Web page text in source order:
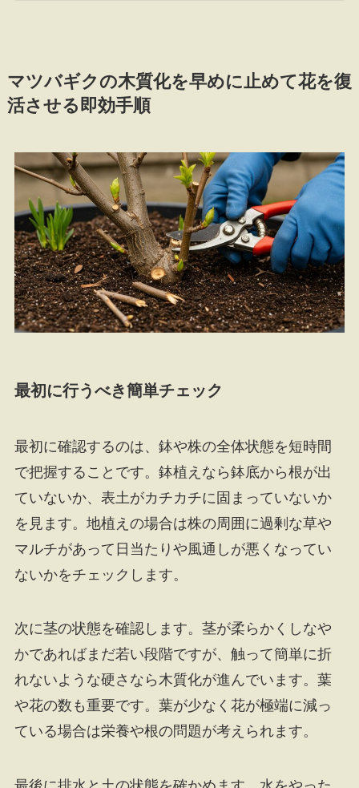
マツバギクの木質化を早めに止めて花を復
活させる即効手順
最初に行うべき簡単チェック
最初に確認するのは、鉢や株の全体状態を短時間
で把握することです。鉢植えなら鉢底から根が出
ていないか、表土がカチカチに固まっていないか
を見ます。地植えの場合は株の周囲に過剰な草や
マルチがあって日当たりや風通しが悪くなってい
ないかをチェックします。
次に茎の状態を確認します。茎が柔らかくしなや
かであればまだ若い段階ですが、触って簡単に折
れないような硬さなら木質化が進んでいます。葉
や花の数も重要です。葉が少なく花が極端に減っ
ている場合は栄養や根の問題が考えられます。